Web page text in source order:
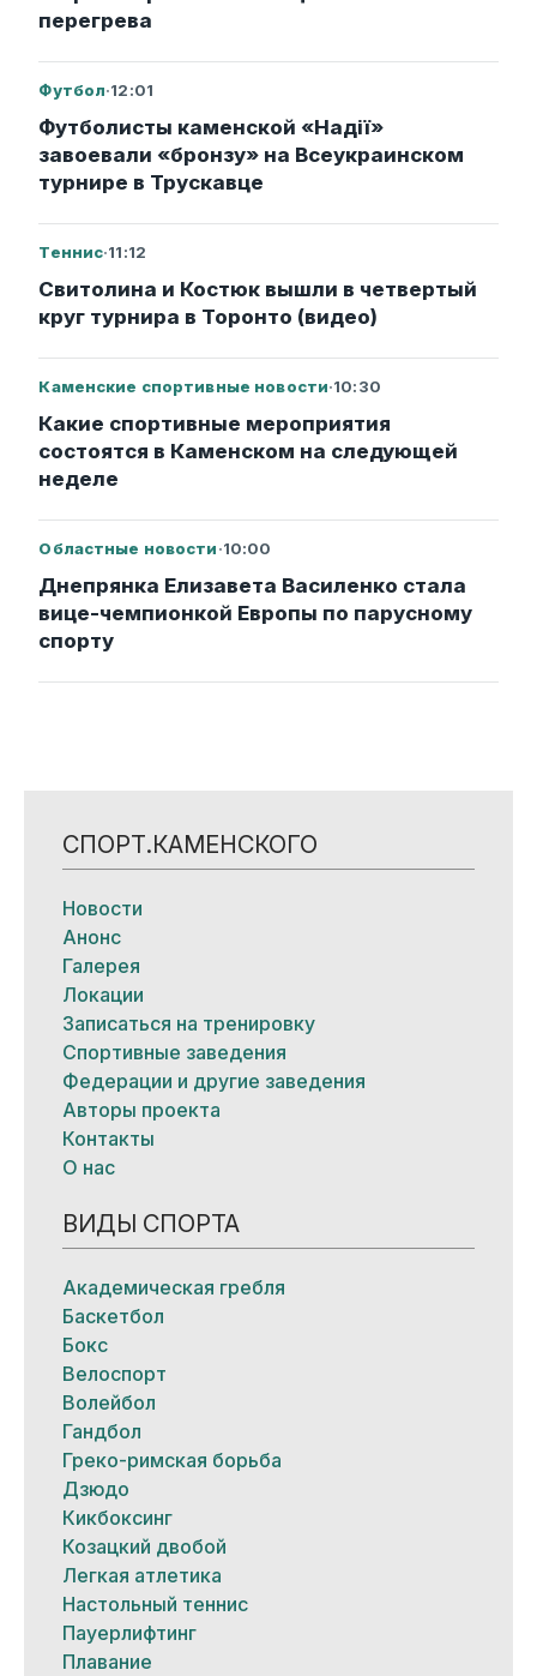
перегрева
Футбол·12:01
Футболисты каменской «Надії»
завоевали «бронзу» на Всеукраинском
турнире в Трускавце
Теннис·11:12
Свитолина и Костюк вышли в четвертый
круг турнира в Торонто (видео)
Каменские спортивные новости·10:30
Какие спортивные мероприятия
состоятся в Каменском на следующей
неделе
Областные новости·10:00
Днепрянка Елизавета Василенко стала
вице-чемпионкой Европы по парусному
спорту
СПОРТ.КАМЕНСКОГО
Новости
Анонс
Галерея
Локации
Записаться на тренировку
Спортивные заведения
Федерации и другие заведения
Авторы проекта
Контакты
О нас
ВИДЫ СПОРТА
Академическая гребля
Баскетбол
Бокс
Велоспорт
Волейбол
Гандбол
Греко-римская борьба
Дзюдо
Кикбоксинг
Козацкий двобой
Легкая атлетика
Настольный теннис
Пауерлифтинг
Плавание